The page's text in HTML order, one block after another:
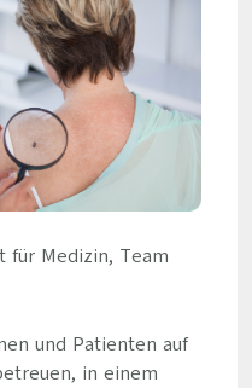
für Medizin, Team
und Patienten auf
in einem